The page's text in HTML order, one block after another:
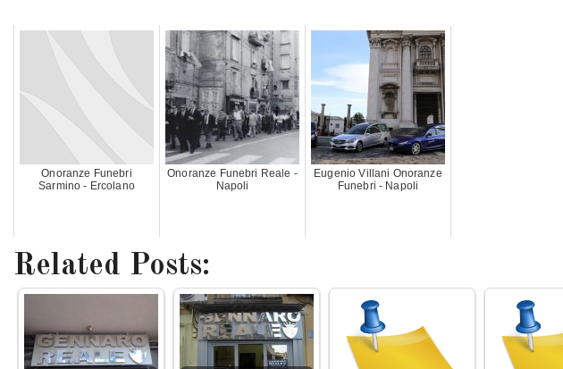
Onoranze Funebri
Sarmino - Ercolano
Onoranze Funebri Reale -
Napoli
Eugenio Villani Onoranze
Funebri - Napoli
Related Posts: